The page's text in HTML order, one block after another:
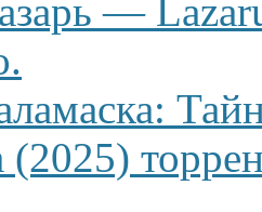
—
(2025)